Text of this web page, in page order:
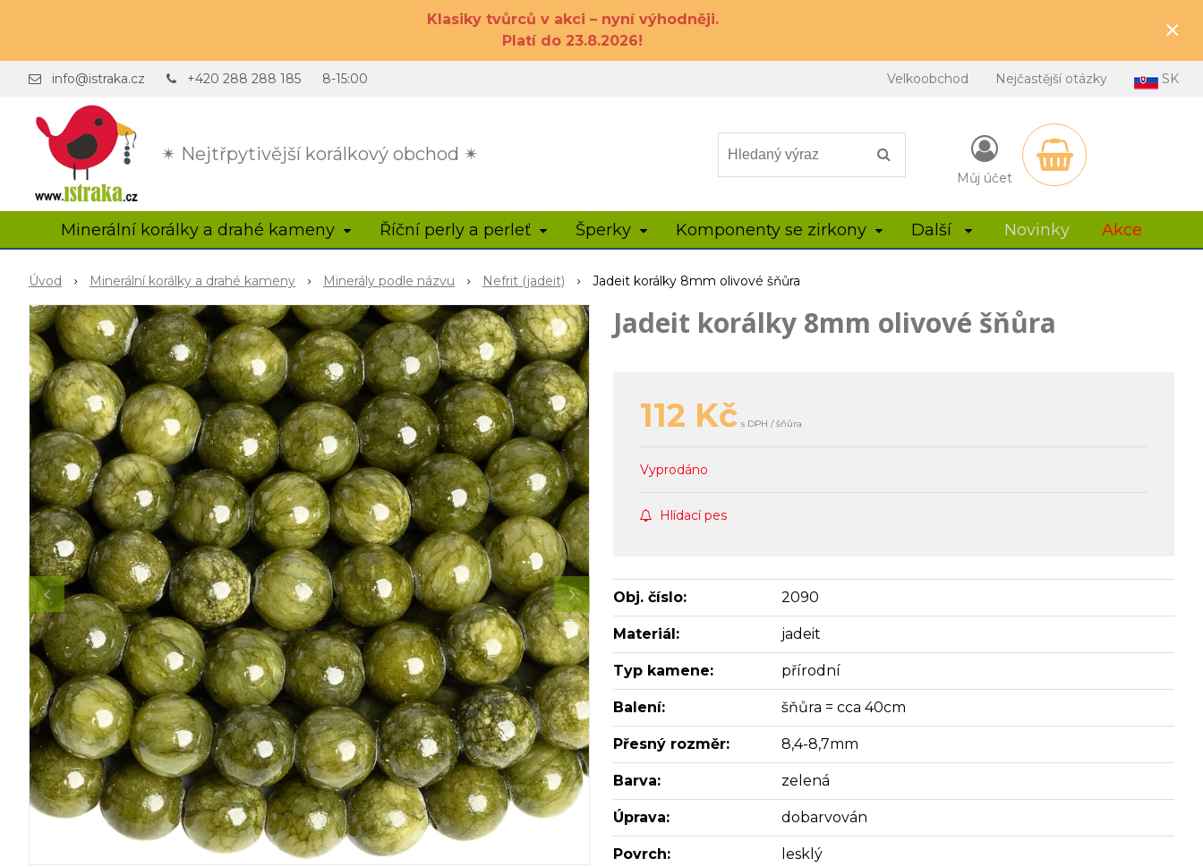
Klasiky tvůrců v akci – nyní výhodněji.
Platí do 23.8.2026!
×
✴ Nejtřpytivější korálkový obchod ✴
info@istraka.cz +420 288 288 185 8-15:00 Velkoobchod Nejčastější otázky SK
Můj účet
Minerální korálky a drahé kameny Říční perly a perleť Šperky Komponenty se zirkony Další Novinky Akce
Úvod Minerální korálky a drahé kameny Minerály podle názvu Nefrit (jadeit) Jadeit korálky 8mm olivové šňůra
Jadeit korálky 8mm olivové šňůra
112 Kč s DPH / šňůra
Vyprodáno
Hlídací pes
Obj. číslo: 2090
Materiál: jadeit
Typ kamene: přírodní
Balení: šňůra = cca 40cm
Přesný rozměr: 8,4-8,7mm
Barva: zelená
Úprava: dobarvován
Povrch: lesklý